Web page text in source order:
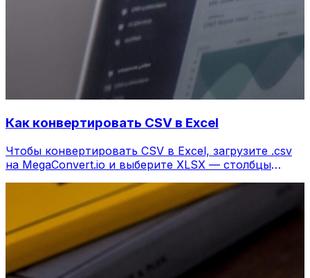
Как конвертировать CSV в Excel
Чтобы конвертировать CSV в Excel, загрузите .csv
на MegaConvert.io и выберите XLSX — столбцы